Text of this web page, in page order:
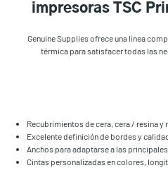
impresoras TSC
Genuine Supplies ofrece una línea
térmica para satisfacer todas las
Recubrimientos de cera, cera / resina y
Excelente definición de bordes y
Anchos para adaptarse a las
Cintas personalizadas en colores,